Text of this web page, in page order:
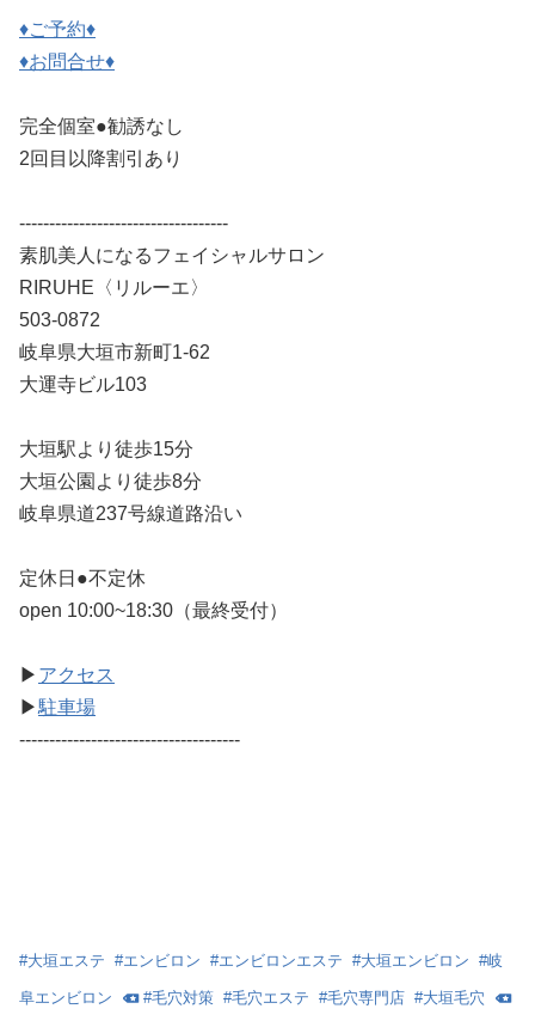
♦︎ご予約♦︎
♦︎お問合せ♦︎
完全個室●勧誘なし
2回目以降割引あり
-----------------------------------
素肌美人になるフェイシャルサロン
RIRUHE〈リルーエ〉
503-0872
岐阜県大垣市新町1-62
大運寺ビル103
大垣駅より徒歩15分
大垣公園より徒歩8分
岐阜県道237号線道路沿い
定休日●不定休
open 10:00~18:30（最終受付）
▶ アクセス
▶駐車場
-------------------------------------
#大垣エステ #エンビロン #エンビロンエステ #大垣エンビロン #岐
阜エンビロン #毛穴対策 #毛穴エステ #毛穴専門店 #大垣毛穴